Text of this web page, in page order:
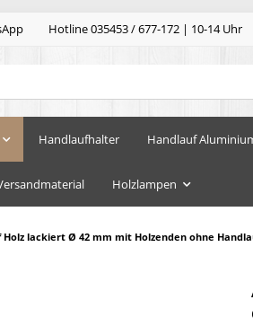
Hotline 035453 / 677-172 | 10-14 Uhr
Handlaufhalter Handlauf
Holzlampen
Holz lackiert Ø 42 mm mit Holzenden ohne